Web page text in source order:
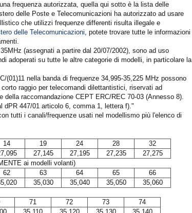
frequenza autorizzata, quella qui sotto è la lista delle
delle Poste e Telecomunicazioni ha autorizzato ad usare
che utilizzi frequenze differenti risulta illegale e
delle Telecomunicazioni, potete trovare tutte le informazioni
(assegnati a partire dal 20/07/2002), sono ad uso
adoperati su tutte le altre categorie di modelli, in particolare la
(01)11 nella banda di frequenze 34,995-35,225 MHz possono
raggio per telecomandi dilettantistici, riservati ad
raccomandazione CEPT ERC/REC 70-03 (Annesso 8).
dPR 447/01 articolo 6, comma 1, lettera f)."
tutti i canali/frequenze usati nel modellismo più l'elenco di
14 19 24 28
32
27,145 27,195 27,235
27,275
ai modelli volanti)
62 63 64 65
66
35,030 35,040 35,050 35,060
71 72 73
74